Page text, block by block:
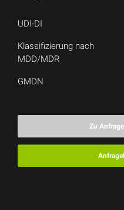
UDI-DI
Klassifizierung nach
MDD/MDR
GMDN
Zu